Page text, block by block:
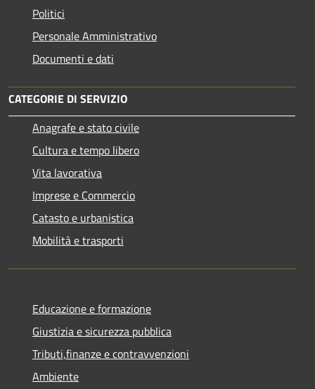
Politici
Personale Amministrativo
Documenti e dati
CATEGORIE DI SERVIZIO
Anagrafe e stato civile
Cultura e tempo libero
Vita lavorativa
Imprese e Commercio
Catasto e urbanistica
Mobilità e trasporti
Educazione e formazione
Giustizia e sicurezza pubblica
Tributi,finanze e contravvenzioni
Ambiente